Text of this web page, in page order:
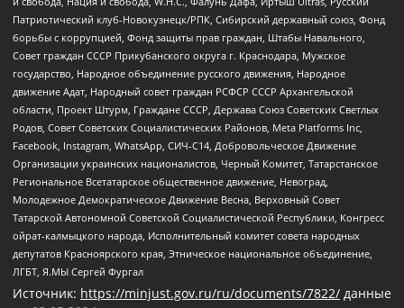
Патриотический клуб-Новокузнецк/РПК, Сибирский державный союз, Фонд
борьбы с коррупцией, Фонд защиты прав граждан, Штабы Навального,
Совет граждан СССР Прикубанского округа г. Краснодара, Мужское
государство, Народное объединение русского движения, Народное
движение Адат, Народный совет граждан РСФСР СССР Архангельской
области, Проект Штурм, Граждане СССР, Держава Союз Советских Светлых
Родов, Совет Советских Социалистических Районов, Meta Platforms Inc,
Facebook, Instagram, WhatsApp, СИЧ-С14, Добровольческое Движение
Организации украинских националистов, Черный Комитет, Татарстанское
Региональное Всетатарское общественное движение, Невоград,
Молодежное Демократическое Движение Весна, Верховный Совет
Татарской Автономной Советской Социалистической Республики, Конгресс
ойрат-калмыцкого народа, Исполнительный комитет совета народных
депутатов Красноярского края, Этническое национальное объединение,
ЛГБТ, Я.МЫ Сергей Фургал
Источник: https://minjust.gov.ru/ru/documents/7822/ данные